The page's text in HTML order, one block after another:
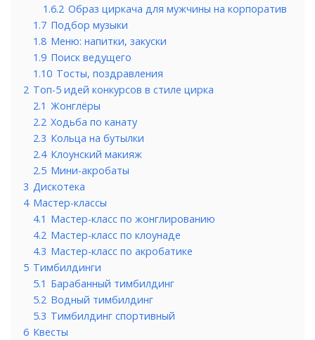
1.6.2 Образ циркача для мужчины на корпоратив
1.7 Подбор музыки
1.8 Меню: напитки, закуски
1.9 Поиск ведущего
1.10 Тосты, поздравления
2 Топ-5 идей конкурсов в стиле цирка
2.1 Жонглёры
2.2 Ходьба по канату
2.3 Кольца на бутылки
2.4 Клоунский макияж
2.5 Мини-акробаты
3 Дискотека
4 Мастер-классы
4.1 Мастер-класс по жонглированию
4.2 Мастер-класс по клоунаде
4.3 Мастер-класс по акробатике
5 Тимбилдинги
5.1 Барабанный тимбилдинг
5.2 Водный тимбилдинг
5.3 Тимбилдинг спортивный
6 Квесты